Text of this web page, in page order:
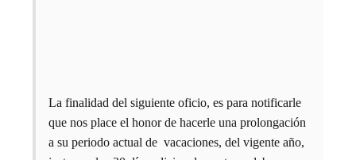
La finalidad del siguiente oficio, es para notificarle
que nos place el honor de hacerle una prolongación
a su periodo actual de vacaciones, del vigente año,